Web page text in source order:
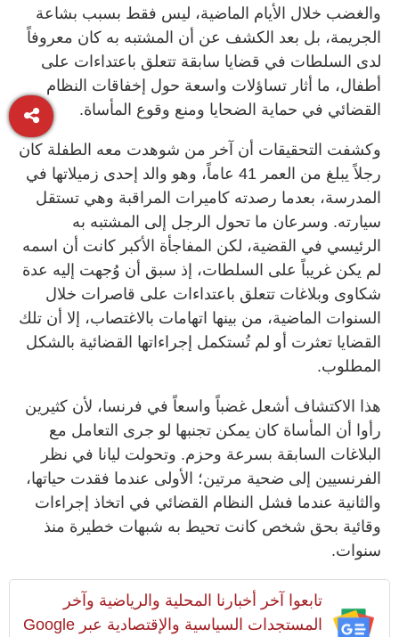
والغضب خلال الأيام الماضية، ليس فقط بسبب بشاعة
الجريمة، بل بعد الكشف عن أن المشتبه به كان معروفاً
لدى السلطات في قضايا سابقة تتعلق باعتداءات على
أطفال، ما أثار تساؤلات واسعة حول إخفاقات النظام
القضائي في حماية الضحايا ومنع وقوع المأساة.
وكشفت التحقيقات أن آخر من شوهدت معه الطفلة كان
رجلاً يبلغ من العمر 41 عاماً، وهو والد إحدى زميلاتها في
المدرسة، بعدما رصدته كاميرات المراقبة وهي تستقل
سيارته. وسرعان ما تحول الرجل إلى المشتبه به
الرئيسي في القضية، لكن المفاجأة الأكبر كانت أن اسمه
لم يكن غريباً على السلطات، إذ سبق أن وُجهت إليه عدة
شكاوى وبلاغات تتعلق باعتداءات على قاصرات خلال
السنوات الماضية، من بينها اتهامات بالاغتصاب، إلا أن تلك
القضايا تعثرت أو لم تُستكمل إجراءاتها القضائية بالشكل
المطلوب.
هذا الاكتشاف أشعل غضباً واسعاً في فرنسا، لأن كثيرين
رأوا أن المأساة كان يمكن تجنبها لو جرى التعامل مع
البلاغات السابقة بسرعة وحزم. وتحولت ليانا في نظر
الفرنسيين إلى ضحية مرتين؛ الأولى عندما فقدت حياتها،
والثانية عندما فشل النظام القضائي في اتخاذ إجراءات
وقائية بحق شخص كانت تحيط به شبهات خطيرة منذ
سنوات.
تابعوا آخر أخبارنا المحلية والرياضية وآخر
المستجدات السياسية والإقتصادية عبر Google